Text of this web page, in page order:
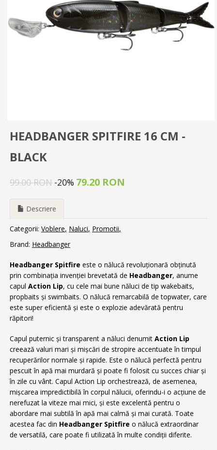
HEADBANGER SPITFIRE 16 CM -
BLACK
99.00 RON -20% 79.20 RON
Descriere
Categorii: Voblere Naluci Promotii
Brand: Headbanger
Headbanger Spitfire este o nălucă revoluționară obținută
prin combinația invenției brevetată de Headbanger, anume
capul Action Lip, cu cele mai bune năluci de tip wakebaits,
propbaits și swimbaits. O nălucă remarcabilă de topwater, care
este super eficientă și este o explozie adevărată pentru
răpitori!
Capul puternic și transparent a năluci denumit Action Lip
creează valuri mari și mișcări de stropire accentuate în timpul
recuperărilor normale și rapide. Este o nălucă perfectă pentru
pescuit în apă mai murdară și poate fi folosit cu succes chiar și
în zile cu vânt. Capul Action Lip orchestrează, de asemenea,
mișcarea impredictibilă în corpul nălucii, oferindu-i o acțiune de
nerefuzat la viteze mai mici, și este excelentă pentru o
abordare mai subtilă în apă mai calmă și mai curată. Toate
acestea fac din Headbanger Spitfire o nălucă extraordinar
de versatilă, care poate fi utilizată în multe condiții diferite.